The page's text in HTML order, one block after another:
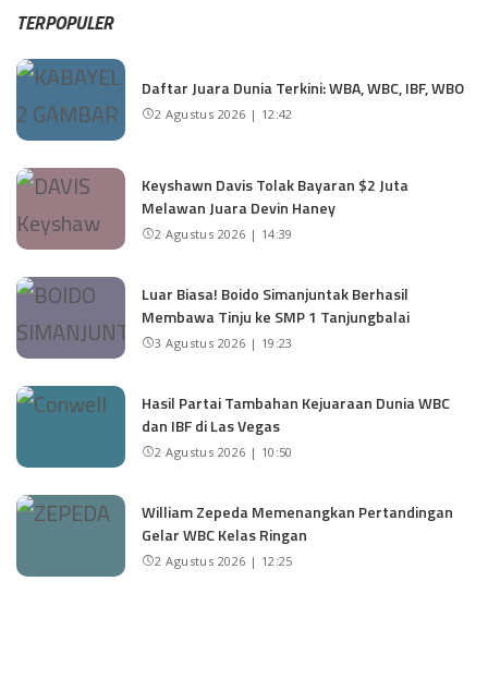
TERPOPULER
Daftar Juara Dunia Terkini: WBA, WBC, IBF, WBO
2 Agustus 2026 | 12:42
Keyshawn Davis Tolak Bayaran $2 Juta
Melawan Juara Devin Haney
2 Agustus 2026 | 14:39
Luar Biasa! Boido Simanjuntak Berhasil
Membawa Tinju ke SMP 1 Tanjungbalai
3 Agustus 2026 | 19:23
Hasil Partai Tambahan Kejuaraan Dunia WBC
dan IBF di Las Vegas
2 Agustus 2026 | 10:50
William Zepeda Memenangkan Pertandingan
Gelar WBC Kelas Ringan
2 Agustus 2026 | 12:25